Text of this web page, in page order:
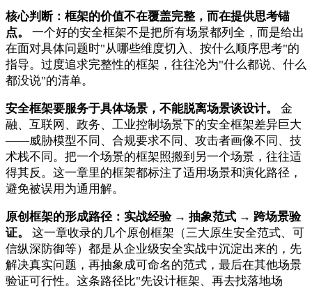
核心判断：框架的价值不在覆盖完整，而在提供思考锚
点。
一个好的安全框架不是把所有场景都列全，而是给出
在面对具体问题时"从哪些维度切入、按什么顺序思考"的
指导。过度追求完整性的框架，往往沦为"什么都说、什么
都没说"的清单。
安全框架要服务于具体场景，不能脱离场景谈设计。
金
融、互联网、政务、工业控制场景下的安全框架差异巨大
——威胁模型不同、合规要求不同、攻击者画像不同、技
术栈不同。把一个场景的框架照搬到另一个场景，往往适
得其反。这一章里的框架都标注了适用场景和演化路径，
避免被误用为通用解。
原创框架的形成路径：实战经验 → 抽象范式 → 跨场景验
证。
这一章收录的几个原创框架（三大原生安全范式、可
信纵深防御等）都是从企业级安全实战中沉淀出来的，先
解决真实问题，再抽象成可命名的范式，最后在其他场景
验证可行性。这条路径比"先设计框架、再去找落地场